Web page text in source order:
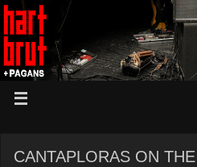
CANTAPLORAS ON